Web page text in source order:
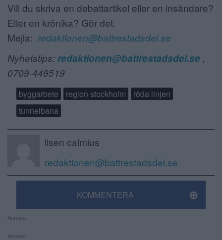
Vill du skriva en debattartikel eller en insändare?
Eller en krönika? Gör det.
Mejla: redaktionen@battrestadsdel.se
Nyhetstips:redaktionen@battrestadsdel.se ,
0709-449519
byggarbete region stockholm
röda linjen
tunnelbana
lisen calmius
redaktionen@battrestadsdel.se
KOMMENTERA
Annons:
Annons: